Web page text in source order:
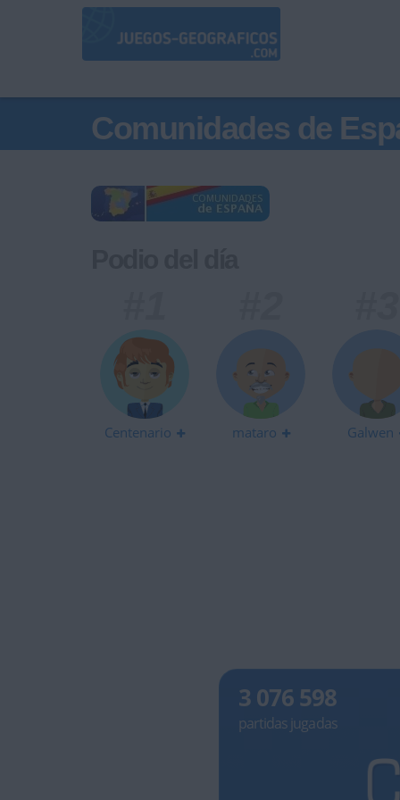
Comunidades de
Centenario mataro Galwen
3 076 598
partidas jugadas